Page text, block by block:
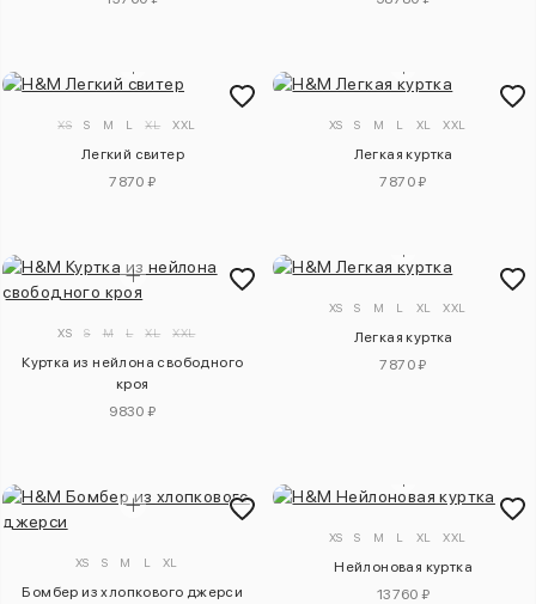
XS S M L XL XXL
Легкий свитер
7870 ₽
XS S M L XL XXL
Легкая куртка
7870 ₽
XS S M L XL XXL
Куртка из нейлона свободного
кроя
9830 ₽
XS S M L XL XXL
Легкая куртка
7870 ₽
XS S M L XL
Бомбер из хлопкового джерси
XS S M L XL XXL
Нейлоновая куртка
13760 ₽